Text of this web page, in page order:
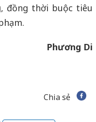
đồng thời buộc tiêu
Phương Di
Chia sẻ